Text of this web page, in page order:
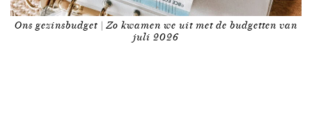
Ons gezinsbudget | Zo kwamen we uit met de budgetten van
juli 2026